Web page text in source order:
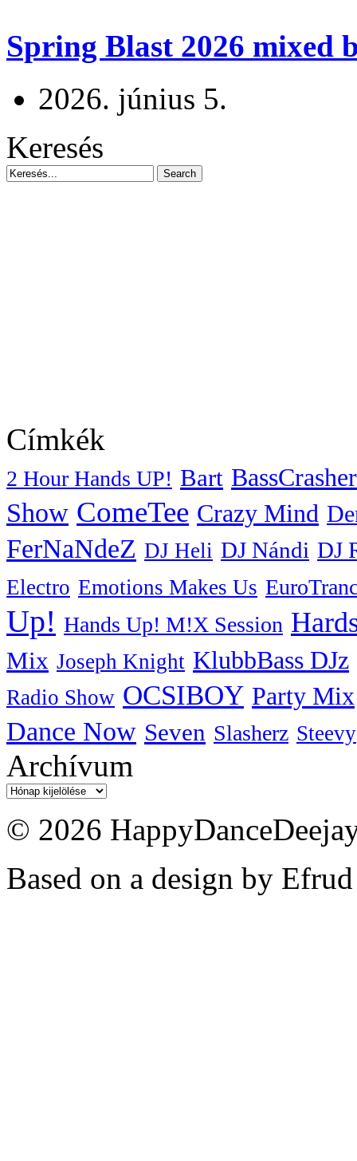
Spring Blast 2026 mixed
2026. június 5.
Keresés
Címkék
2 Hour Hands UP! Bart BassCrasher
Show ComeTee Crazy Mind
FerNaNdeZ DJ Heli DJ Nándi DJ
Electro Emotions Makes Us
Up! Hands Up! M!X Session
Mix Joseph Knight KlubbBass DJz
Radio Show OCSIBOY Party Mix
Dance Now Seven Slasherz Steevy
Archívum
Archívum
© 2026
Based on a design by Efrud